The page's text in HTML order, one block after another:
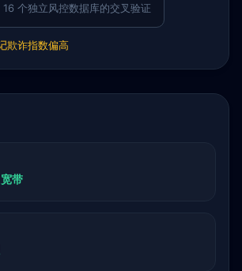
16 个独立风控数据库的交叉验证
欺诈指数偏高
带